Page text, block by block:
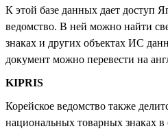
К этой базе данных дает доступ
ведомство. В ней можно найти
знаках и других объектах ИС
документ можно перевести на
KIPRIS
Корейское ведомство также
национальных товарных знаках